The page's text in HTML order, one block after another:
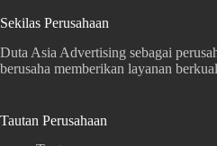
Sekilas Perusahaan
Duta Asia Advertising sebagai
berusaha memberikan layanan
Tautan Perusahaan